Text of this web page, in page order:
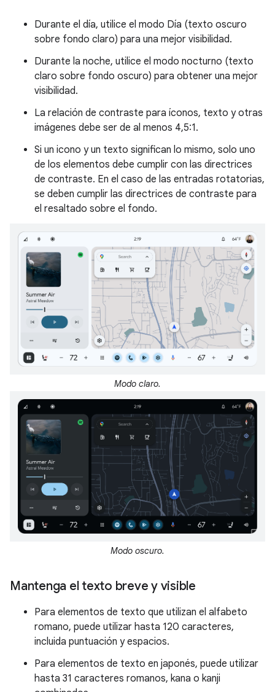
Durante el día, utilice el modo Día (texto oscuro
sobre fondo claro) para una mejor visibilidad.
Durante la noche, utilice el modo nocturno (texto
claro sobre fondo oscuro) para obtener una mejor
visibilidad.
La relación de contraste para íconos, texto y otras
imágenes debe ser de al menos 4,5:1.
Si un icono y un texto significan lo mismo, solo uno
de los elementos debe cumplir con las directrices
de contraste. En el caso de las entradas rotatorias,
se deben cumplir las directrices de contraste para
el resaltado sobre el fondo.
Modo claro.
Modo oscuro.
Mantenga el texto breve y visible
Para elementos de texto que utilizan el alfabeto
romano, puede utilizar hasta 120 caracteres,
incluida puntuación y espacios.
Para elementos de texto en japonés, puede utilizar
hasta 31 caracteres romanos, kana o kanji